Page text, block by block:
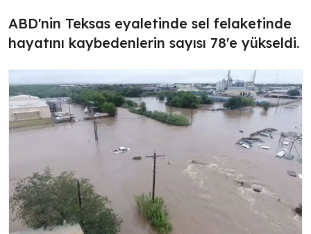
ABD'nin Teksas eyaletinde sel felaketinde
hayatını kaybedenlerin sayısı 78'e yükseldi.